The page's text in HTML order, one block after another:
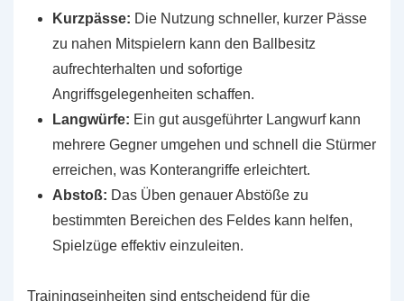
Kurzpässe: Die Nutzung schneller, kurzer Pässe
zu nahen Mitspielern kann den Ballbesitz
aufrechterhalten und sofortige
Angriffsgelegenheiten schaffen.
Langwürfe: Ein gut ausgeführter Langwurf kann
mehrere Gegner umgehen und schnell die Stürmer
erreichen, was Konterangriffe erleichtert.
Abstoß: Das Üben genauer Abstöße zu
bestimmten Bereichen des Feldes kann helfen,
Spielzüge effektiv einzuleiten.
Trainingseinheiten sind entscheidend für die